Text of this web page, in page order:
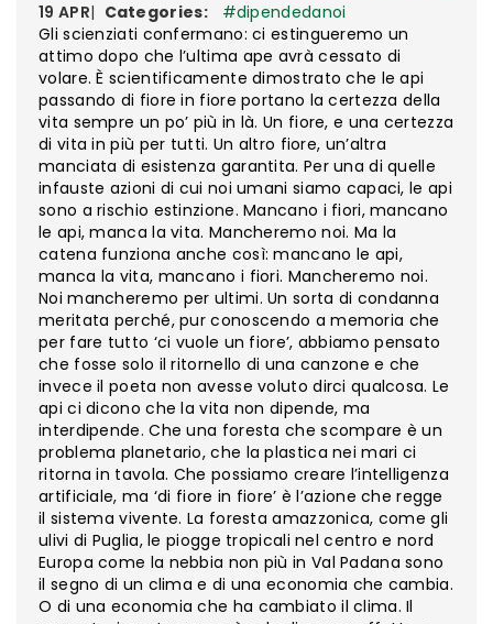
19 APR| Categories:
#dipendedanoi
Gli scienziati confermano: ci estingueremo un
attimo dopo che l’ultima ape avrà cessato di
volare. È scientificamente dimostrato che le api
passando di fiore in fiore portano la certezza della
vita sempre un po’ più in là. Un fiore, e una certezza
di vita in più per tutti. Un altro fiore, un’altra
manciata di esistenza garantita. Per una di quelle
infauste azioni di cui noi umani siamo capaci, le api
sono a rischio estinzione. Mancano i fiori, mancano
le api, manca la vita. Mancheremo noi. Ma la
catena funziona anche così: mancano le api,
manca la vita, mancano i fiori. Mancheremo noi.
Noi mancheremo per ultimi. Un sorta di condanna
meritata perché, pur conoscendo a memoria che
per fare tutto ‘ci vuole un fiore’, abbiamo pensato
che fosse solo il ritornello di una canzone e che
invece il poeta non avesse voluto dirci qualcosa. Le
api ci dicono che la vita non dipende, ma
interdipende. Che una foresta che scompare è un
problema planetario, che la plastica nei mari ci
ritorna in tavola. Che possiamo creare l’intelligenza
artificiale, ma ‘di fiore in fiore’ è l’azione che regge
il sistema vivente. La foresta amazzonica, come gli
ulivi di Puglia, le piogge tropicali nel centro e nord
Europa come la nebbia non più in Val Padana sono
il segno di un clima e di una economia che cambia.
O di una economia che ha cambiato il clima. Il